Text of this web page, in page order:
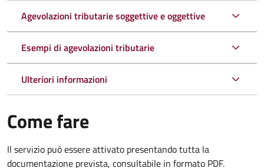
Agevolazioni tributarie soggettive e oggettive
Esempi di agevolazioni tributarie
Ulteriori informazioni
Come fare
Il servizio può essere attivato presentando tutta la
documentazione prevista, consultabile in formato PDF.